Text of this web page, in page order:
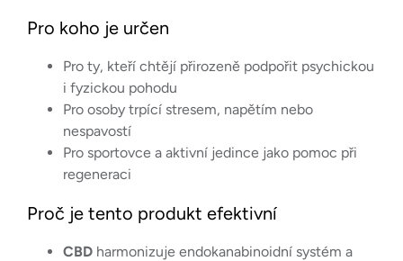
Pro koho je určen
Pro ty, kteří chtějí přirozeně podpořit psychickou
i fyzickou pohodu
Pro osoby trpící stresem, napětím nebo
nespavostí
Pro sportovce a aktivní jedince jako pomoc při
regeneraci
Proč je tento produkt efektivní
CBD harmonizuje endokanabinoidní systém a